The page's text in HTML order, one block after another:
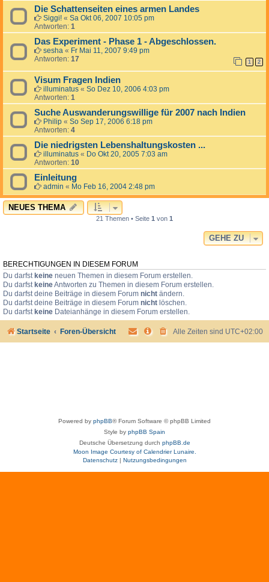
Die Schattenseiten eines armen Landes
Siggi! « Sa Okt 06, 2007 10:05 pm
Antworten: 1
Das Experiment - Phase 1 - Abgeschlossen.
sesha « Fr Mai 11, 2007 9:49 pm
Antworten: 17 1 2
Visum Fragen Indien
illuminatus « So Dez 10, 2006 4:03 pm
Antworten: 1
Suche Auswanderungswillige für 2007 nach Indien
Philip « So Sep 17, 2006 6:18 pm
Antworten: 4
Die niedrigsten Lebenshaltungskosten ...
illuminatus « Do Okt 20, 2005 7:03 am
Antworten: 10
Einleitung
admin « Mo Feb 16, 2004 2:48 pm
NEUES THEMA
21 Themen • Seite 1 von 1
GEHE ZU
BERECHTIGUNGEN IN DIESEM FORUM
Du darfst keine neuen Themen in diesem Forum erstellen.
Du darfst keineAntworten zu Themen in diesem Forum erstellen.
Du darfst deine Beiträge in diesem Forum nicht ändern.
Du darfst deine Beiträge in diesem Forum nicht löschen.
Du darfst keine Dateianhänge in diesem Forum erstellen.
Startseite Foren-Übersicht Alle Zeiten sind UTC+02:00
Powered by phpBB® Forum Software © phpBB Limited
Style by phpBB Spain
Deutsche Übersetzung durch phpBB.de
Moon Image Courtesy of Calendrier Lunaire.
Datenschutz| Nutzungsbedingungen